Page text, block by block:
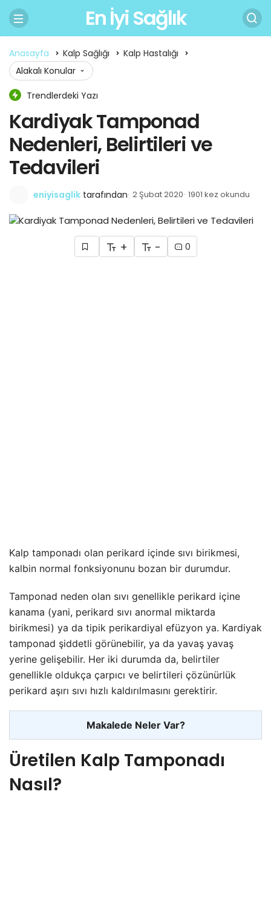
En İyi Sağlık
Anasayfa Kalp Sağlığı
Kalp Hastalığı
Alakalı Konular
Trendlerdeki Yazı
Kardiyak Tamponad
Nedenleri, Belirtileri ve
Tedavileri
eniyisaglik tarafından 2 Şubat 2020 1901 kez okundu
+ - 0
Kalp tamponadı olan perikard içinde sıvı birikmesi,
kalbin normal fonksiyonunu bozan bir durumdur.
Tamponad neden olan sıvı genellikle perikard içine
kanama (yani, perikard sıvı anormal miktarda
birikmesi) ya da tipik perikardiyal efüzyon ya. Kardiyak
tamponad şiddetli görünebilir, ya da yavaş yavaş
yerine gelişebilir. Her iki durumda da, belirtiler
genellikle oldukça çarpıcı ve belirtileri çözünürlük
perikard aşırı sıvı hızlı kaldırılmasını gerektirir.
Makalede Neler Var?
Üretilen Kalp Tamponadı
Nasıl?